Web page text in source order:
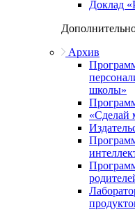
Доклад
Архив
школы»
«Сделай